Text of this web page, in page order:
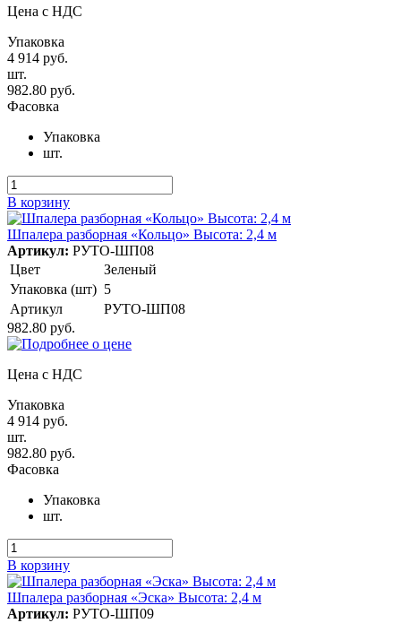
Цена с НДС
Упаковка
4 914 руб.
шт.
982.80 руб.
Фасовка
Упаковка
шт.
В корзину
Шпалера разборная «Кольцо» Высота: 2,4 м
Артикул: РУТО-ШП08
Цвет
Зеленый
Упаковка (шт) 5
Артикул
РУТО-ШП08
982.80 руб.
Цена с НДС
Упаковка
4 914 руб.
шт.
982.80 руб.
Фасовка
Упаковка
шт.
В корзину
Шпалера разборная «Эска» Высота: 2,4 м
Артикул: РУТО-ШП09